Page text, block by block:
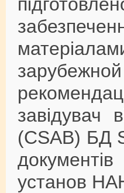
завідувач
(CSAB) БД
установ